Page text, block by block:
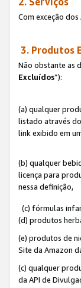
Com exceção
3. Produtos
Não obstante as
Excluídos”):
(a) qualquer
listado através
link exibido em
(b) qualquer
licença para
nessa definição,
(c) fórmulas
(d) produtos
(e) produtos de
Site da Amazon
(c) qualquer
da API de